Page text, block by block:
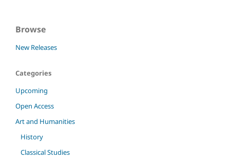
Browse
New Releases
Categories
Upcoming
Open Access
Art and Humanities
History
Classical Studies